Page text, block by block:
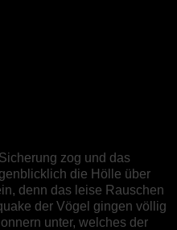
zog und das
die Hölle über
denn das leise Rauschen
der Vögel gingen völlig
unter, welches der